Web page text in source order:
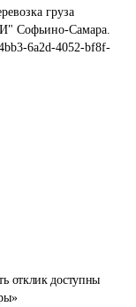
отклик доступны
груза
Софьино-Самара.
6a2d-4052-bf8f-